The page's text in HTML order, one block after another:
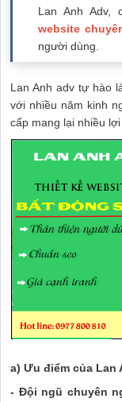
Lan Anh Adv,
website
người dùng.
Lan Anh adv tự hào
với nhiều năm kinh
cấp mang lại nhiều
a) Ưu điểm của Lan
- Đội ngũ chuyên